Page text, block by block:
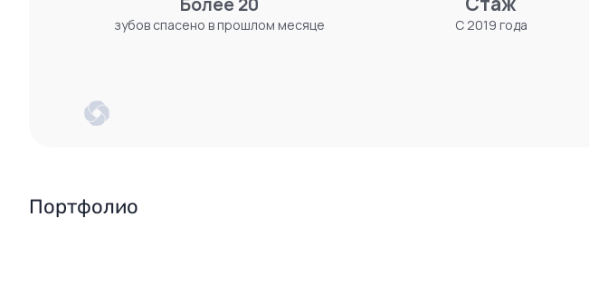
зубов спасено в прошлом месяце С 2019 года
Портфолио